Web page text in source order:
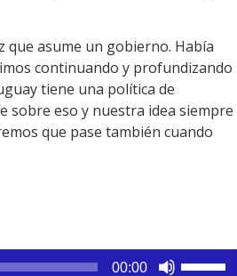
que asume un gobierno. Había
continuando y profundizando
tiene una política de
sobre eso y nuestra idea siempre
que pase también cuando
00:00